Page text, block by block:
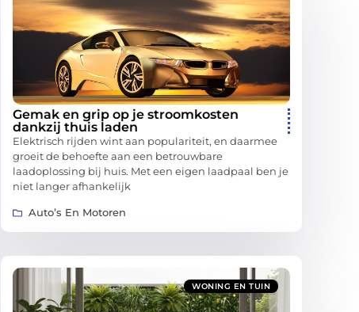
Gemak en grip op je stroomkosten
dankzij thuis laden
Elektrisch rijden wint aan populariteit, en daarmee
groeit de behoefte aan een betrouwbare
laadoplossing bij huis. Met een eigen laadpaal ben je
niet langer afhankelijk
Auto’s En Motoren
WONING EN TUIN